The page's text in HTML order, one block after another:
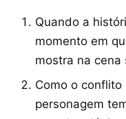
Quando a
momento em
mostra na cena
Como o
personagem